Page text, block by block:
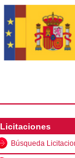
Licitaciones
Búsqueda